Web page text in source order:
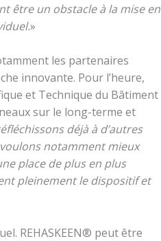
être un obstacle à la mise en
»
les partenaires
innovante. Pour l’heure,
et Technique du Bâtiment
sur le long-terme et
déjà à d’autres
notamment mieux
place de plus en plus
pleinement le dispositif et
REHASKEEN® peut être